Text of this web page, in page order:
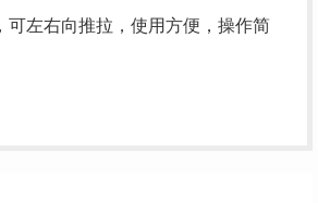
可左右向推拉，使用方便，操作简